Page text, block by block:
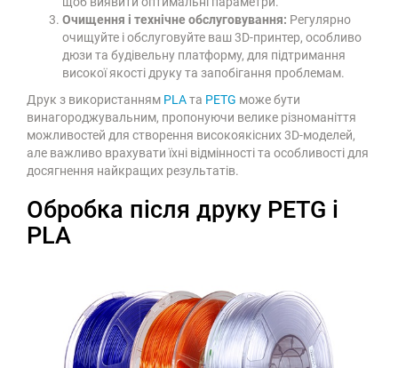
Очищення і технічне обслуговування: Регулярно
очищуйте і обслуговуйте ваш 3D-принтер, особливо
дюзи та будівельну платформу, для підтримання
високої якості друку та запобігання проблемам.
Друк з використанням PLAта PETG може бути
винагороджувальним, пропонуючи велике різноманіття
можливостей для створення високоякісних 3D-моделей,
але важливо врахувати їхні відмінності та особливості для
досягнення найкращих результатів.
Обробка після друку PETG і
PLA